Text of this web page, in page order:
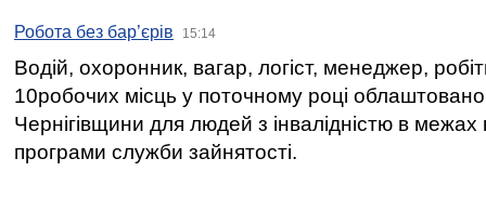
Робота без бар’єрів 15:14
Водій, охоронник, вагар, логіст, менеджер,
10робочих місць у поточному році
Чернігівщини для людей з інвалідністю в межах
програми служби зайнятості.